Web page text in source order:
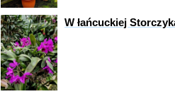
W łańcuckiej